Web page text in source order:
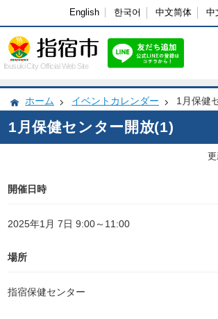
English 한국어 中文简体 中
Ibusuki City Official Web Site
ホーム イベントカレンダー 1月保健
1月保健センター開放(1)
開催日時
2025年1月 7日 9:00～11:00
場所
指宿保健センター